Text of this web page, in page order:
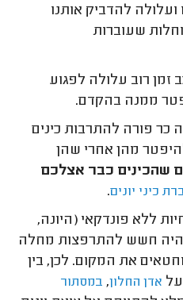
ועלולה להדביק אותנו
כ-60 (!) מחלות שעוברות
זמן רוב עלולה לפגוע
ממנה בהקדם.
פורה להתרבות כינים
להיפטר מהן אחרי שהן
שהכינים כבר אצלכם
כיני יונים.
ללא פונדקאי (היונה,
חשש להתרפצות מחלה
את המקום. לכן, בין
אדן החלון, במסתור